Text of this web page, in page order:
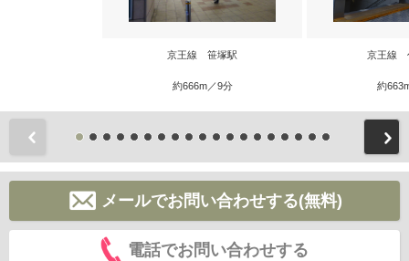
京王線 笹塚駅
約666m／9分
京王線
約
メールでお問い合わせする(無料)
電話でお問い合わせする